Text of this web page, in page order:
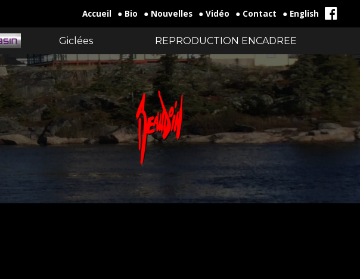
Accueil ● Bio ● Nouvelles ● Vidéo ● Contact ● English
Giclées REPRODUCTION ENCADREE